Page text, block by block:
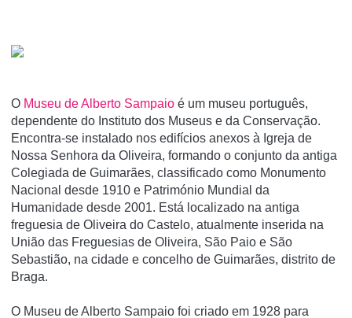
O Museu de Alberto Sampaio é um museu português,
dependente do Instituto dos Museus e da Conservação.
Encontra-se instalado nos edifí­cios anexos à Igreja de
Nossa Senhora da Oliveira, formando o conjunto da antiga
Colegiada de Guimarães, classificado como Monumento
Nacional desde 1910 e Património Mundial da
Humanidade desde 2001. Está localizado na antiga
freguesia de Oliveira do Castelo, atualmente inserida na
União das Freguesias de Oliveira, São Paio e São
Sebastião, na cidade e concelho de Guimarães, distrito de
Braga.
O Museu de Alberto Sampaio foi criado em 1928 para